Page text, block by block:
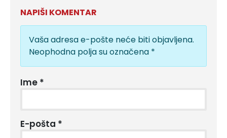
NAPIŠI KOMENTAR
Vaša adresa e-pošte neće biti objavljena.
Neophodna polja su označena *
Ime *
E-pošta *